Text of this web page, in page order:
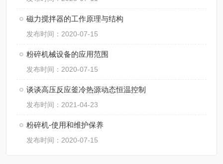
磁力搅拌器的工作原理与结构
发布时间：2020-07-15
粉碎机械设备的应用范围
发布时间：2020-07-15
谈谈高压反应釜冷热源动态恒温控制
发布时间：2021-04-23
粉碎机-使用和维护保养
发布时间：2020-07-15